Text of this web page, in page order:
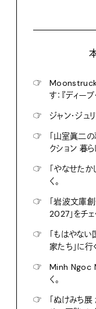
☞
Moonstruck
す：『ディー
☞
ジャン・ジュ
☞
「山室眞二
クション 暮ら
☞
「やなせた
く。
☞
「岩波文庫
2027」をチェ
☞
「もはやな
家たち」に行
☞
Minh Ngoc
く。
☞
「ぬけみち展